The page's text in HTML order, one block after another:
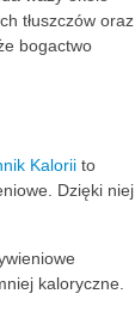
tłuszczów oraz
bogactwo
Kalorii to
Dzięki niej
kaloryczne.